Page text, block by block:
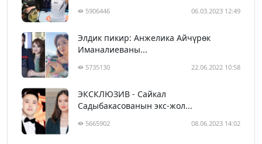
5906446 06.03.2023 12:49
Элдик пикир: Анжелика Айчүрөк
Иманалиеваны...
5735130 22.06.2022 10:58
ЭКСКЛЮЗИВ - Сайкал
Садыбакасованын экс-жол...
5665902 08.06.2023 14:02